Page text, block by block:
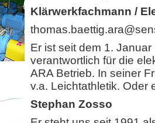
Klärwerkfachmann /
Er ist seit dem 1.
verantwortlich für die
ARA Betrieb. In seiner
v.a. Leichtathletik. Oder
Stephan Zosso